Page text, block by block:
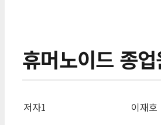
휴머노이드 종
저자1
이재호